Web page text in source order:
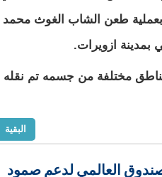
طعن الشاب الغوث محمد
بمدينة ازويرات.
مختلفة من جسمه تم نقله
البقية
العالمي لدعم صمود